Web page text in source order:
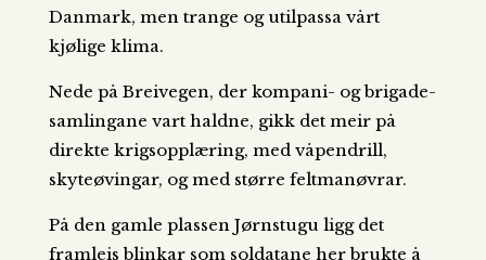
Danmark, men trange og utilpassa vårt
kjølige klima.
Nede på Breivegen, der kompani- og brigade-
samlingane vart haldne, gikk det meir på
direkte krigsopplæring, med våpendrill,
skyteøvingar, og med større feltmanøvrar.
På den gamle plassen Jørnstugu ligg det
framleis blinkar som soldatane her brukte å